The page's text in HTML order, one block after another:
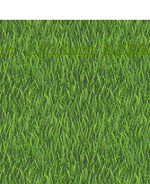
ー-お問い合わせ-特定商